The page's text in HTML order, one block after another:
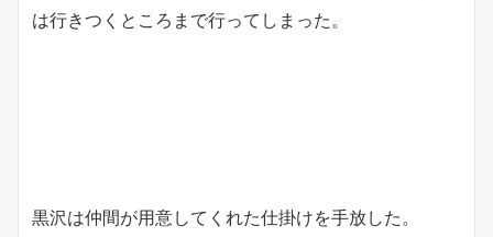
は行きつくところまで行ってしまった。
黒沢は仲間が用意してくれた仕掛けを手放した。